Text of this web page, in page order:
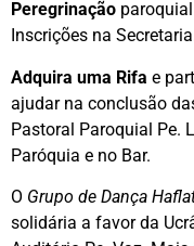
Peregrinação
Inscrições na
Adquira uma Rifa e
ajudar na conclusão
Pastoral Paroquial Pe.
Paróquia e no Bar.
O Grupo de Dança
solidária a favor da